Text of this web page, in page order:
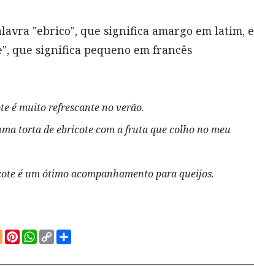
"ebrico", que significa amargo em latim, e
que significa pequeno em francês
é muito refrescante no verão.
torta de ebricote com a fruta que colho no meu
é um ótimo acompanhamento para queijos.
BloggerPinterest
WhatsApp
Copy
Link